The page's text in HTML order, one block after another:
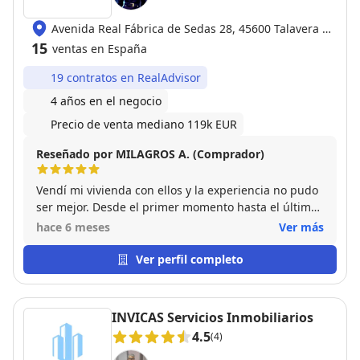
Avenida Real Fábrica de Sedas 28, 45600 Talavera de
la Reina
15 ventas en España
19 contratos en RealAdvisor
4 años en el negocio
Precio de venta mediano 119k EUR
Reseñado por MILAGROS A. (Comprador)
Vendí mi vivienda con ellos y la experiencia no pudo
ser mejor. Desde el primer momento hasta el último
un trato excelente.
hace 6 meses Ver más
Ver perfil completo
INVICAS Servicios Inmobiliarios
4.5(4)